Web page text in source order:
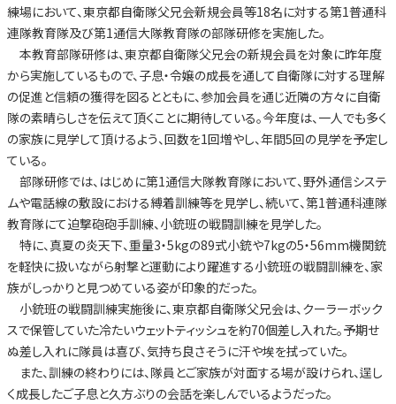
練場において、東京都自衛隊父兄会新規会員等18名に対する第1普通科
連隊教育隊及び第1通信大隊教育隊の部隊研修を実施した。
本教育部隊研修は、東京都自衛隊父兄会の新規会員を対象に昨年度
から実施しているもので、子息・令嬢の成長を通して自衛隊に対する理解
の促進と信頼の獲得を図るとともに、参加会員を通じ近隣の方々に自衛
隊の素晴らしさを伝えて頂くことに期待している。今年度は、一人でも多く
の家族に見学して頂けるよう、回数を1回増やし、年間5回の見学を予定し
ている。
部隊研修では、はじめに第1通信大隊教育隊において、野外通信システ
ムや電話線の敷設における縛着訓練等を見学し、続いて、第1普通科連隊
教育隊にて迫撃砲砲手訓練、小銃班の戦闘訓練を見学した。
特に、真夏の炎天下、重量3・5kgの89式小銃や7kgの5・56mm機関銃
を軽快に扱いながら射撃と運動により躍進する小銃班の戦闘訓練を、家
族がしっかりと見つめている姿が印象的だった。
小銃班の戦闘訓練実施後に、東京都自衛隊父兄会は、クーラーボック
スで保管していた冷たいウェットティッシュを約70個差し入れた。予期せ
ぬ差し入れに隊員は喜び、気持ち良さそうに汗や埃を拭っていた。
また、訓練の終わりには、隊員とご家族が対面する場が設けられ、逞し
く成長したご子息と久方ぶりの会話を楽しんでいるようだった。